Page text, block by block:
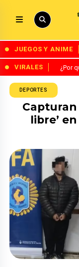
JUEGOS Y ANIME
VIRALES ¿Por
DEPORTES
Capturan
libre’